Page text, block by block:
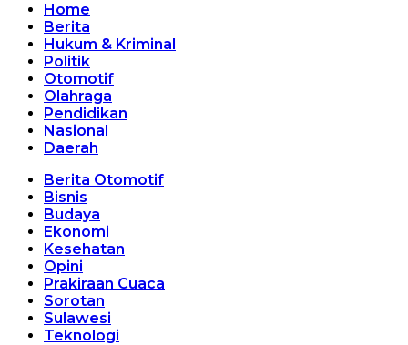
Home
Berita
Hukum & Kriminal
Politik
Otomotif
Olahraga
Pendidikan
Nasional
Daerah
Berita Otomotif
Bisnis
Budaya
Ekonomi
Kesehatan
Opini
Prakiraan Cuaca
Sorotan
Sulawesi
Teknologi